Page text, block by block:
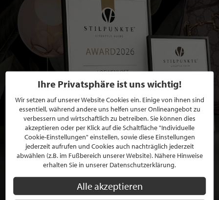
BEWERBEN SIE SICH FÜR EINE GRATIS
MITGLIEDSCHAFT BEI STILPUNKTE®
JETZT GRATIS BEWERBEN
Ihre Privatsphäre ist uns wichtig!
Wir setzen auf unserer Website Cookies ein. Einige von ihnen sind
essentiell, während andere uns helfen unser Onlineangebot zu
verbessern und wirtschaftlich zu betreiben. Sie können dies
akzeptieren oder per Klick auf die Schaltfläche "Individuelle
Cookie-Einstellungen" einstellen, sowie diese Einstellungen
jederzeit aufrufen und Cookies auch nachträglich jederzeit
abwählen (z.B. im Fußbereich unserer Website). Nähere Hinweise
erhalten Sie in unserer Datenschutzerklärung.
Alle akzeptieren